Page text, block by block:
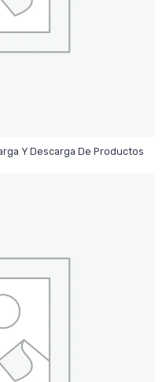
Y Descarga De Productos